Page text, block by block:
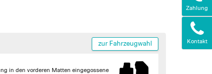
zur Fahrzeugwahl
in den vorderen Matten eingegossene
Zahlung
Kontakt